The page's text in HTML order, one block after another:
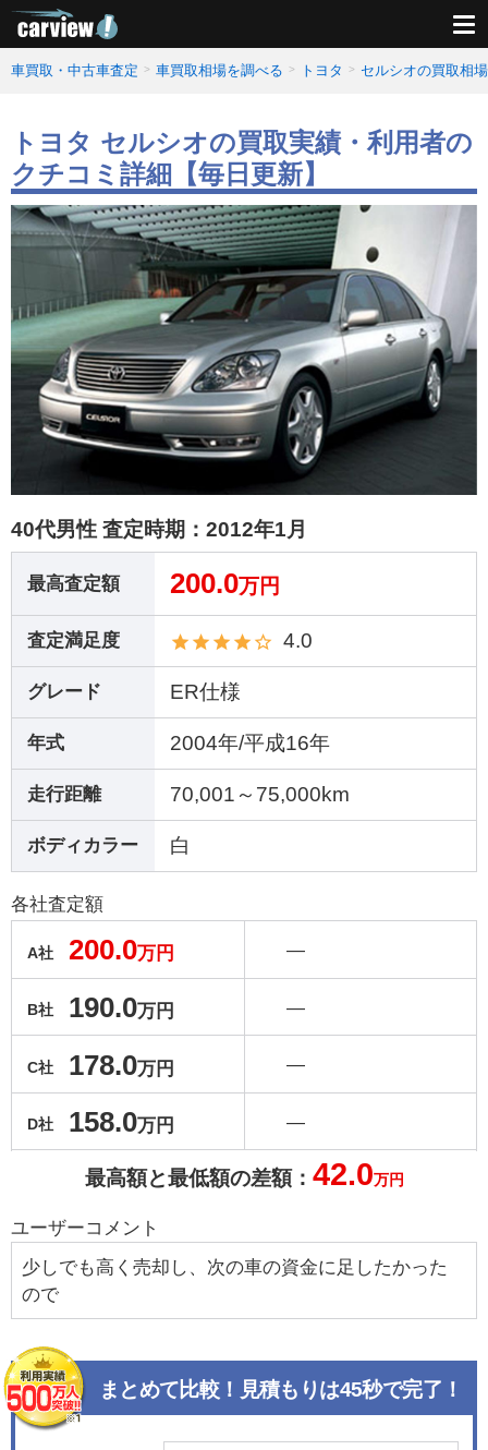
車買取・中古車査定 車買取相場を調べる トヨタ セルシオの買取相
トヨタ セルシオの買取実績・利用者の
クチコミ詳細【毎日更新】
40代男性 査定時期： 2012年1月
最高査定額 200.0万円
査定満足度 4.0
グレード ER仕様
年式 2004年/平成16年
走行距離 70,001～75,000km
ボディカラー 白
各社査定額
A社 200.0万円
B社 190.0万円
C社 178.0万円
D社 158.0万円
―
―
―
―
最高額と最低額の差額： 42.0万円
ユーザーコメント
少しでも高く売却し、次の車の資金に足したかった
ので
まとめて比較！見積もりは45秒で完了！